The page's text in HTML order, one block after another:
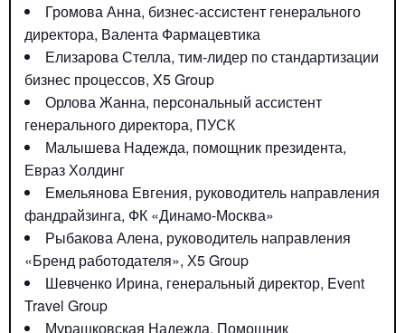
Громова Анна, бизнес-ассистент генерального
директора, Валента Фармацевтика
Елизарова Стелла, тим-лидер по стандартизации
бизнес процессов, X5 Group
Орлова Жанна, персональный ассистент
генерального директора, ПУСК
Малышева Надежда, помощник президента,
Евраз Холдинг
Емельянова Евгения, руководитель направления
фандрайзинга, ФК «Динамо-Москва»
Рыбакова Алена, руководитель направления
«Бренд работодателя», Х5 Group
Шевченко Ирина, генеральный директор, Event
Travel Group
Мурашковская Надежда, Помощник